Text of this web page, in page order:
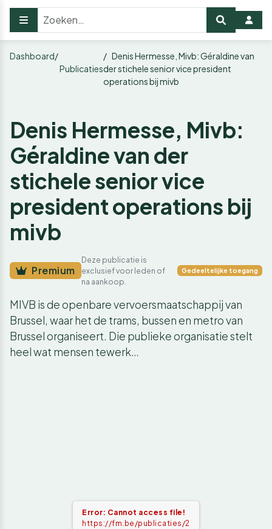
Dashboard
Publicaties
Denis Hermesse, Mivb: Géraldine van
der stichele senior vice president
operations bij mivb
Denis Hermesse, Mivb:
Géraldine van der
stichele senior vice
president operations bij
mivb
Premium
Deze publicatie is
exclusief voor leden of
na aankoop.
Gedeeltelijke toegang
MIVB is de openbare vervoersmaatschappij van
Brussel, waar het de trams, bussen en metro van
Brussel organiseert. Die publieke organisatie stelt
heel wat mensen tewerk…
Error: Cannot access file!
https://fm.be/publicaties/2